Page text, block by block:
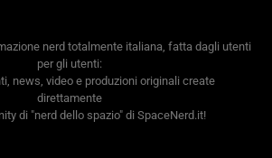
nerd totalmente italiana, fatta dagli utenti
per gli utenti:
news, video e produzioni originali create
direttamente
di "nerd dello spazio" di SpaceNerd.it!